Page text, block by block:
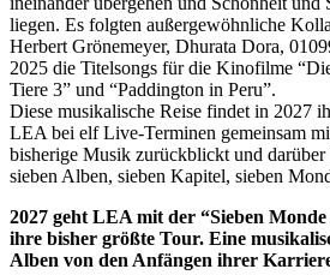
liegen. Es folgten außergewöhnliche
Herbert Grönemeyer, Dhurata Dora,
2025 die Titelsongs für die Kinofilme
Tiere 3” und “Paddington in Peru”.
Diese musikalische Reise findet in 2027
LEA bei elf Live-Terminen gemeinsam
bisherige Musik zurückblickt und darüber
sieben Alben, sieben Kapitel, sieben
2027 geht LEA mit der “Sieben
ihre bisher größte Tour. Eine
Alben von den Anfängen ihrer